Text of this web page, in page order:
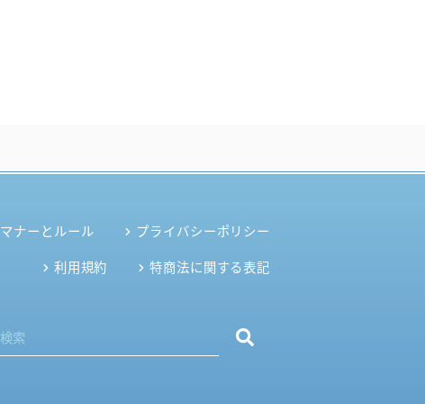
マナーとルール
プライバシーポリシー
利用規約
特商法に関する表記